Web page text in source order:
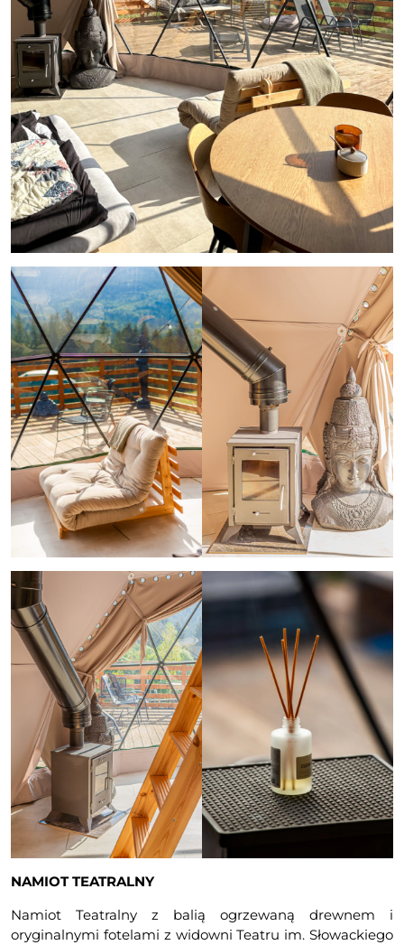
NAMIOT TEATRALNY
Namiot Teatralny z balią ogrzewaną drewnem i
oryginalnymi fotelami z widowni Teatru im. Słowackiego